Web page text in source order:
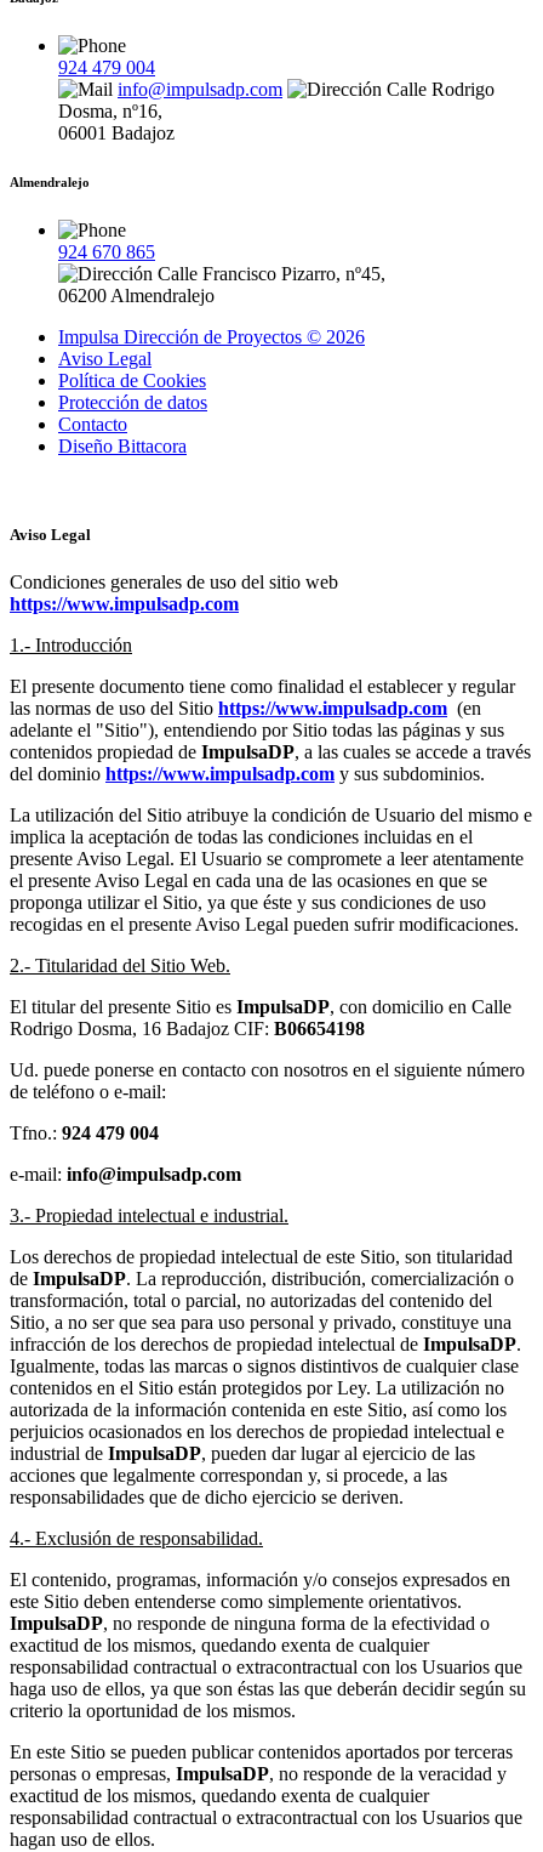
924 479 004
info@impulsadp.com
Calle Rodrigo
Dosma, nº16,
06001 Badajoz
Almendralejo
924 670 865
Calle Francisco Pizarro, nº45,
06200 Almendralejo
Impulsa Dirección de Proyectos © 2026
Aviso Legal
Política de Cookies
Protección de datos
Contacto
Diseño Bittacora
Aviso Legal
Condiciones generales de uso del sitio web
https://www.impulsadp.com
1.- Introducción
El presente documento tiene como finalidad el establecer y regular
las normas de uso del Sitio https://www.impulsadp.com (en
adelante el "Sitio"), entendiendo por Sitio todas las páginas y sus
contenidos propiedad de ImpulsaDP, a las cuales se accede a través
del dominio https://www.impulsadp.com y sus subdominios.
La utilización del Sitio atribuye la condición de Usuario del mismo e
implica la aceptación de todas las condiciones incluidas en el
presente Aviso Legal. El Usuario se compromete a leer atentamente
el presente Aviso Legal en cada una de las ocasiones en que se
proponga utilizar el Sitio, ya que éste y sus condiciones de uso
recogidas en el presente Aviso Legal pueden sufrir modificaciones.
2.- Titularidad del Sitio Web.
El titular del presente Sitio es ImpulsaDP, con domicilio en Calle
Rodrigo Dosma, 16 Badajoz CIF: B06654198
Ud. puede ponerse en contacto con nosotros en el siguiente número
de teléfono o e-mail:
Tfno.: 924 479 004
e-mail: info@impulsadp.com
3.- Propiedad intelectual e industrial.
Los derechos de propiedad intelectual de este Sitio, son titularidad
de ImpulsaDP. La reproducción, distribución, comercialización o
transformación, total o parcial, no autorizadas del contenido del
Sitio a no ser que sea para uso personal y privado, constituye una
infracción de los derechos de propiedad intelectual de ImpulsaDP.
Igualmente, todas las marcas o signos distintivos de cualquier clase
contenidos en el Sitio están protegidos por Ley. La utilización no
autorizada de la información contenida en este Sitio, así como los
perjuicios ocasionados en los derechos de propiedad intelectual e
industrial de ImpulsaDP, pueden dar lugar al ejercicio de las
acciones que legalmente correspondan y, si procede, a las
responsabilidades que de dicho ejercicio se deriven.
4.- Exclusión de responsabilidad.
El contenido, programas, información y/o consejos expresados en
este Sitio deben entenderse como simplemente orientativos.
ImpulsaDP, no responde de ninguna forma de la efectividad o
exactitud de los mismos, quedando exenta de cualquier
responsabilidad contractual o extracontractual con los Usuarios que
haga uso de ellos, ya que son éstas las que deberán decidir según su
criterio la oportunidad de los mismos.
En este Sitio se pueden publicar contenidos aportados por terceras
personas o empresas, ImpulsaDP, no responde de la veracidad y
exactitud de los mismos, quedando exenta de cualquier
responsabilidad contractual o extracontractual con los Usuarios que
hagan uso de ellos.